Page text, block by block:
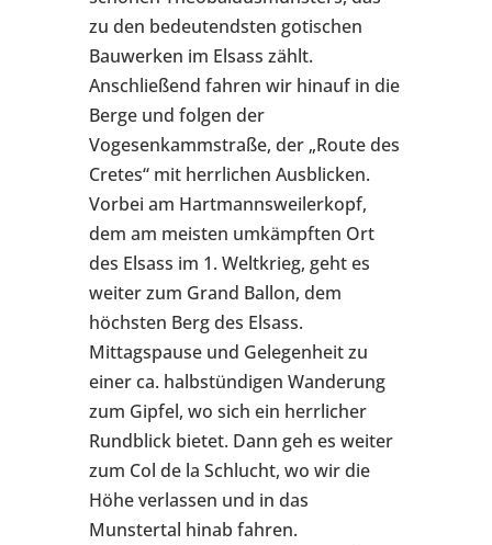
zu den bedeutendsten gotischen
Bauwerken im Elsass zählt.
Anschließend fahren wir hinauf in die
Berge und folgen der
Vogesenkammstraße, der „Route des
Cretes“ mit herrlichen Ausblicken.
Vorbei am Hartmannsweilerkopf,
dem am meisten umkämpften Ort
des Elsass im 1. Weltkrieg, geht es
weiter zum Grand Ballon, dem
höchsten Berg des Elsass.
Mittagspause und Gelegenheit zu
einer ca. halbstündigen Wanderung
zum Gipfel, wo sich ein herrlicher
Rundblick bietet. Dann geh es weiter
zum Col de la Schlucht, wo wir die
Höhe verlassen und in das
Munstertal hinab fahren.